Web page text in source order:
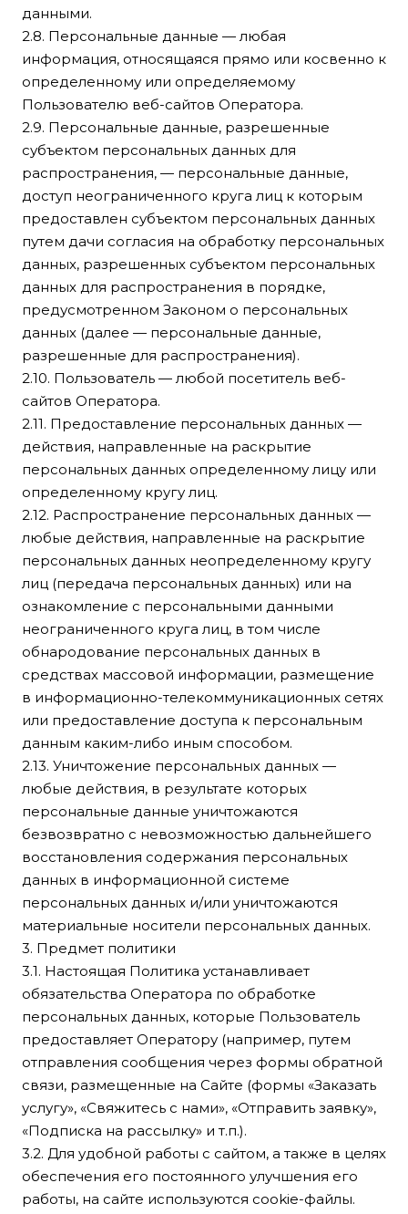
данными.
2.8. Персональные данные — любая
информация, относящаяся прямо или косвенно к
определенному или определяемому
Пользователю веб-сайтов Оператора.
2.9. Персональные данные, разрешенные
субъектом персональных данных для
распространения, — персональные данные,
доступ неограниченного круга лиц к которым
предоставлен субъектом персональных данных
путем дачи согласия на обработку персональных
данных, разрешенных субъектом персональных
данных для распространения в порядке,
предусмотренном Законом о персональных
данных (далее — персональные данные,
разрешенные для распространения).
2.10. Пользователь — любой посетитель веб-
сайтов Оператора.
2.11. Предоставление персональных данных —
действия, направленные на раскрытие
персональных данных определенному лицу или
определенному кругу лиц.
2.12. Распространение персональных данных —
любые действия, направленные на раскрытие
персональных данных неопределенному кругу
лиц (передача персональных данных) или на
ознакомление с персональными данными
неограниченного круга лиц, в том числе
обнародование персональных данных в
средствах массовой информации, размещение
в информационно-телекоммуникационных сетях
или предоставление доступа к персональным
данным каким-либо иным способом.
2.13. Уничтожение персональных данных —
любые действия, в результате которых
персональные данные уничтожаются
безвозвратно с невозможностью дальнейшего
восстановления содержания персональных
данных в информационной системе
персональных данных и/или уничтожаются
материальные носители персональных данных.
3. Предмет политики
3.1. Настоящая Политика устанавливает
обязательства Оператора по обработке
персональных данных, которые Пользователь
предоставляет Оператору (например, путем
отправления сообщения через формы обратной
связи, размещенные на Сайте (формы «Заказать
услугу», «Свяжитесь с нами», «Отправить заявку»,
«Подписка на рассылку» и т.п.).
3.2. Для удобной работы с сайтом, а также в целях
обеспечения его постоянного улучшения его
работы, на сайте используются cookie-файлы.